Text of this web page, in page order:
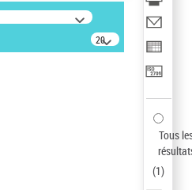
20
résultats/page
Tous
(1)